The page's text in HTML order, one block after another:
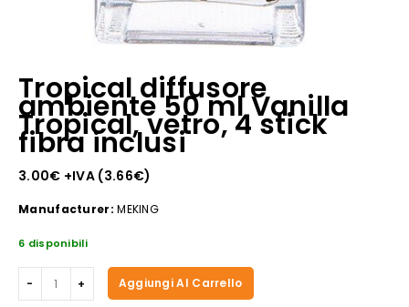
Tropical diffusore
ambiente 50 ml Vanilla
Tropical, vetro, 4 stick
fibra inclusi
3.00€ +IVA (3.66€)
Manufacturer: MEKING
6 disponibili
Tropical
diffusore
Aggiungi Al Carrello